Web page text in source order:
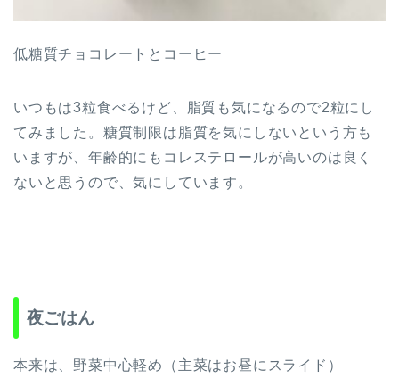
低糖質チョコレートとコーヒー
いつもは3粒食べるけど、脂質も気になるので2粒にし
てみました。糖質制限は脂質を気にしないという方も
いますが、年齢的にもコレステロールが高いのは良く
ないと思うので、気にしています。
夜ごはん
本来は、野菜中心軽め（主菜はお昼にスライド）